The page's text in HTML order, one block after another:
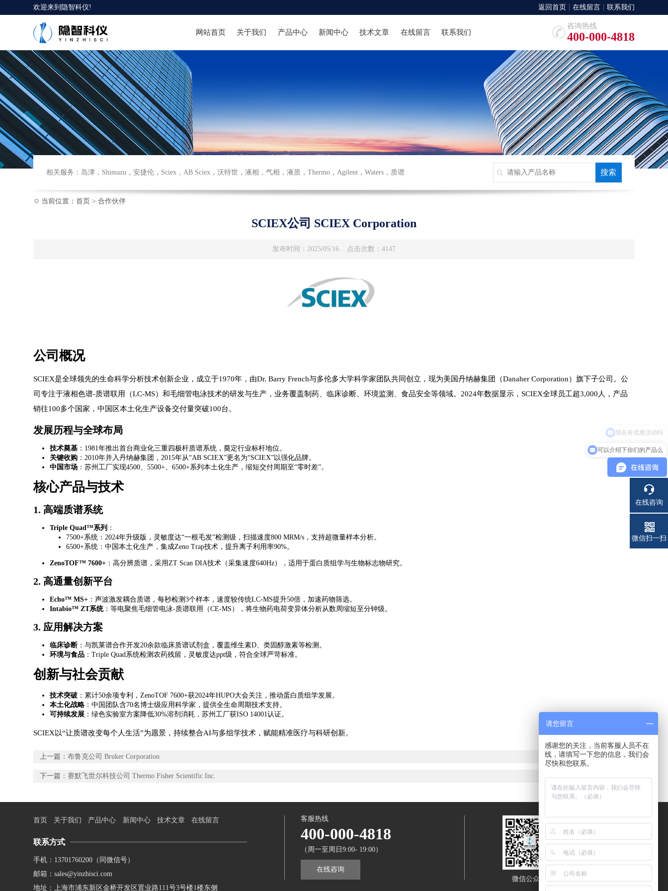
欢迎来到 隐智科仪! 返回首页 在线留言 联系我们
网站首页 关于我们 产品中心 新闻中心 技术文章 在线留言 联系我们
咨询热线
400-000-4818
相关服务： 岛津 ， Shimazu ，安捷伦 ， Sciex ，AB Sciex ，沃特世 ，液相 ，气相 ，液质 ，Thermo ，Agilent ，Waters ， 质谱
当前位置： 首页 > 合作伙伴
SCIEX公司 SCIEX Corporation
发布时间：2025/05/16 点击次数：4147
公司概况
SCIEX是全球领先的生命科学分析技术创新企业，成立于1970年，由Dr. Barry French与多伦多大学科学家团队共同创立，现为美国丹纳赫集团（Danaher Corporation）旗下子公司。公
司专注于液相色谱-质谱联用（LC-MS）和毛细管电泳技术的研发与生产，业务覆盖制药、临床诊断、环境监测、食品安全等领域。2024年数据显示，SCIEX全球员工超3,000人，产品
销往100多个国家，中国区本土化生产设备交付量突破100台。
发展历程与全球布局
​技术奠基​ ​：1981年推出首台商业化三重四极杆质谱系统，奠定行业标杆地位。
​关键收购​ ​：2010年并入丹纳赫集团，2015年从“AB SCIEX”更名为“SCIEX”以强化品牌。
​中国市场​ ​：苏州工厂实现4500、5500+、6500+系列本土化生产，缩短交付周期至“零时差”。
核心产品与技术
1. ​ ​高端质谱系统​
​Triple Quad™系列​ ​：
7500+系统 ：2024年升级版，灵敏度达“一根毛发”检测级，扫描速度800 MRM/s，支持超微量样本分析。
6500+系统 ：中国本土化生产，集成Zeno Trap技术，提升离子利用率90%。
​ZenoTOF™ 7600+​ ​：高分辨质谱，采用ZT Scan DIA技术（采集速度640Hz），适用于蛋白质组学与生物标志物研究。
2. ​ ​高通量创新平台​
​Echo™ MS+​ ​：声波激发耦合质谱，每秒检测3个样本，速度较传统LC-MS提升50倍，加速药物筛选。
​Intabio™ ZT系统​​：等电聚焦毛细管电泳-质谱联用（CE-MS），将生物药电荷变异体分析从数周缩短至分钟级。
3. ​ ​应用解决方案​
​临床诊断​ ​：与凯莱谱合作开发20余款临床质谱试剂盒，覆盖维生素D、类固醇激素等检测。
​环境与食品​ ​：Triple Quad系统检测农药残留，灵敏度达ppt级，符合全球严苛标准。
创新与社会贡献
​技术突破​ ​：累计50余项专利，ZenoTOF 7600+获2024年HUPO大会关注，推动蛋白质组学发展。
​本土化战略​ ​：中国团队含70名博士级应用科学家，提供全生命周期技术支持。
​可持续发展​ ​：绿色实验室方案降低30%溶剂消耗，苏州工厂获ISO 14001认证。
SCIEX以“让质谱改变每个人生活”为愿景，持续整合AI与多组学技术，赋能精准医疗与科研创新。
上一篇：布鲁克公司 ​​Bruker Corporation
下一篇：赛默飞世尔科技公司 Thermo Fisher Scientific Inc.
首页 关于我们 产品中心 新闻中心 技术文章 在线留言
联系方式
手机：13701760200（同微信号）
邮箱：sales@yinzhisci.com
地址：上海市浦东新区金桥开发区置业路111号3号楼1楼东侧
客服热线
400-000-4818
（周一至周日9:00- 19:00）
在线咨询
微信公众号
在线咨询
电话
微信扫一扫
可以介绍下你们的产品么
请您留言
感谢您的关注，当前客服人员不在
线，请填写一下您的信息，我们会
尽快和您联系。